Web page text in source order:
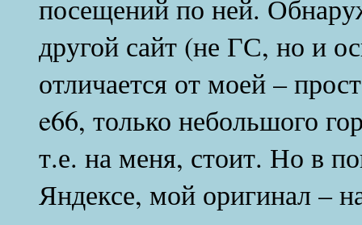
посещений по ней.
другой сайт (не ГС, но и
отличается от моей –
e66, только небольшого
т.е. на меня, стоит. Но в
Яндексе, мой оригинал –